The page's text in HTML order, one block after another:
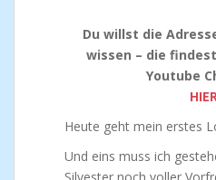
Du willst die
wissen – die
Youtube
Heute geht mein erstes
Und eins muss ich